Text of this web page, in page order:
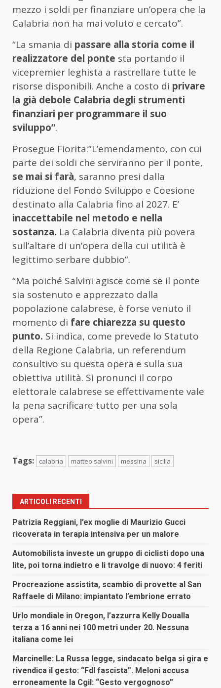
mezzo i soldi per finanziare un’opera che la
Calabria non ha mai voluto e cercato”.
“La smania di passare alla storia come il
realizzatore del ponte sta portando il
vicepremier leghista a rastrellare tutte le
risorse disponibili. Anche a costo di privare
la già debole Calabria degli strumenti
finanziari per programmare il suo
sviluppo”.
Prosegue Fiorita:”L’emendamento, con cui
parte dei soldi che serviranno per il ponte,
se mai si farà, saranno presi dalla
riduzione del Fondo Sviluppo e Coesione
destinato alla Calabria fino al 2027. E’
inaccettabile nel metodo e nella
sostanza. La Calabria diventa più povera
sull’altare di un’opera della cui utilità è
legittimo serbare dubbio”.
“Ma poiché Salvini agisce come se il ponte
sia sostenuto e apprezzato dalla
popolazione calabrese, è forse venuto il
momento di fare chiarezza su questo
punto. Si indìca, come prevede lo Statuto
della Regione Calabria, un referendum
consultivo su questa opera e sulla sua
obiettiva utilità. Si pronunci il corpo
elettorale calabrese se effettivamente vale
la pena sacrificare tutto per una sola
opera”.
Tags: calabria matteo salvini messina sicilia
ARTICOLI RECENTI
Patrizia Reggiani, l’ex moglie di Maurizio Gucci
ricoverata in terapia intensiva per un malore
Automobilista investe un gruppo di ciclisti dopo una
lite, poi torna indietro e li travolge di nuovo: 4 feriti
Procreazione assistita, scambio di provette al San
Raffaele di Milano: impiantato l’embrione errato
Urlo mondiale in Oregon, l’azzurra Kelly Doualla
terza a 16 anni nei 100 metri under 20. Nessuna
italiana come lei
Marcinelle: La Russa legge, sindacato belga si gira e
rivendica il gesto: “FdI fascista”. Meloni accusa
erroneamente la Cgil: “Gesto vergognoso”